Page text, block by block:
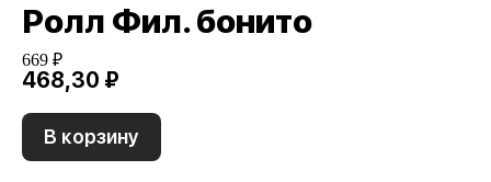
Ролл Фил. бонито
669 ₽
468,30 ₽
В корзину